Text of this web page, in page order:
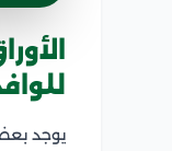
يوجد